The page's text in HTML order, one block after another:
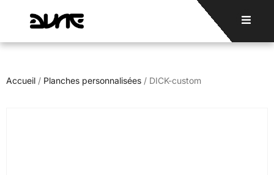
Accueil / Planches personnalisées / DICK-custom